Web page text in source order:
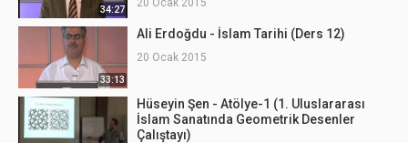
34:27
20 Ocak 2015
33:13
Ali Erdoğdu - İslam Tarihi (Ders 12)
20 Ocak 2015
Hüseyin Şen - Atölye-1 (1. Uluslararası
İslam Sanatında Geometrik Desenler
Çalıştayı)